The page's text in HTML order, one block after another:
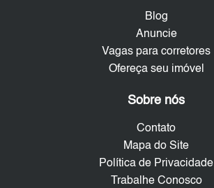
Blog
Anuncie
Vagas para corretores
Ofereça seu imóvel
Sobre nós
Contato
Mapa do Site
Política de Privacidade
Trabalhe Conosco